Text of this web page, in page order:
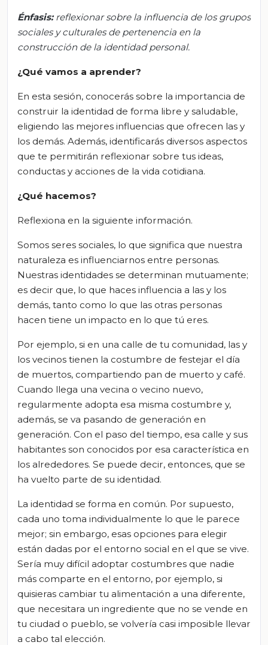
Énfasis:reflexionar sobre la influencia de los grupos
sociales y culturales de pertenencia en la
construcción de la identidad personal.
¿Qué vamos a aprender?
En esta sesión, conocerás sobre la importancia de
construir la identidad de forma libre y saludable,
eligiendo las mejores influencias que ofrecen las y
los demás. Además, identificarás diversos aspectos
que te permitirán reflexionar sobre tus ideas,
conductas y acciones de la vida cotidiana.
¿Qué hacemos?
Reflexiona en la siguiente información.
Somos seres sociales, lo que significa que nuestra
naturaleza es influenciarnos entre personas.
Nuestras identidades se determinan mutuamente;
es decir que, lo que haces influencia a las y los
demás, tanto como lo que las otras personas
hacen tiene un impacto en lo que tú eres.
Por ejemplo, si en una calle de tu comunidad, las y
los vecinos tienen la costumbre de festejar el día
de muertos, compartiendo pan de muerto y café.
Cuando llega una vecina o vecino nuevo,
regularmente adopta esa misma costumbre y,
además, se va pasando de generación en
generación. Con el paso del tiempo, esa calle y sus
habitantes son conocidos por esa característica en
los alrededores. Se puede decir, entonces, que se
ha vuelto parte de su identidad.
La identidad se forma en común. Por supuesto,
cada uno toma individualmente lo que le parece
mejor; sin embargo, esas opciones para elegir
están dadas por el entorno social en el que se vive.
Sería muy difícil adoptar costumbres que nadie
más comparte en el entorno, por ejemplo, si
quisieras cambiar tu alimentación a una diferente,
que necesitara un ingrediente que no se vende en
tu ciudad o pueblo, se volvería casi imposible llevar
a cabo tal elección.